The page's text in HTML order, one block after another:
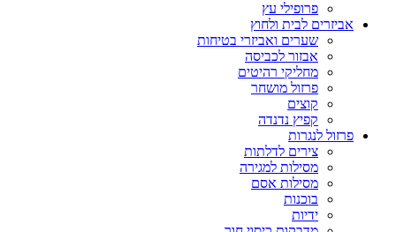
פרופילי עץ
אביזרים לבית ולחוץ
שערים ואביזרי בטיחות
אבזור לכביסה
מחליקי רהיטים
פרזול מושחר
קוצים
קפיץ נדנדה
פרזול לנגרות
צירים לדלתות
מסילות למגירה
מסילות אסם
בוכנות
ידיות